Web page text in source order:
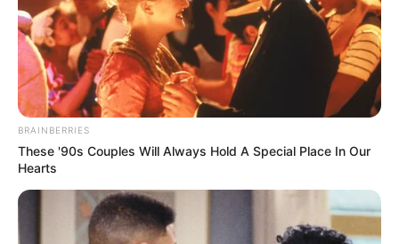
BRAINBERRIES
These '90s Couples Will Always Hold A Special Place In Our
Hearts